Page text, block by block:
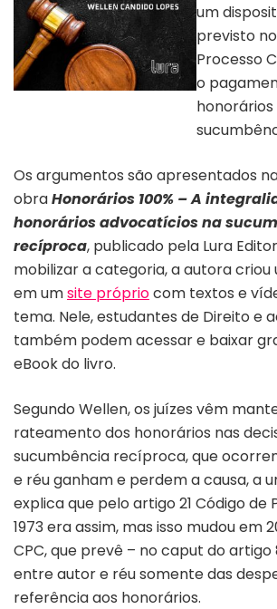
um
previsto
Processo
o
Os argumentos são apresentados
obraHonorários 100% – A
honorários advocatícios na
recíproca, publicado pela Lura
mobilizar a categoria, a autora
em umsite própriocom textos e
tema. Nele, estudantes de Direito e
também podem acessar e baixar
eBook do livro.
Segundo Wellen, os juízes vêm
rateamento dos honorários nas
sucumbência recíproca, que
e réu ganham e perdem a causa, a
explica que pelo artigo 21 Código de
1973 era assim, mas isso mudou em
CPC, que prevê – no caput do artigo
entre autor e réu somente das
referência aos honorários.